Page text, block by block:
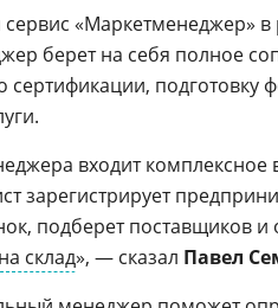
сервис «Маркетменеджер» в
берет на себя полное
подготовку
входит комплексное
зарегистрирует
подберет поставщиков и
на склад», — сказал Павел